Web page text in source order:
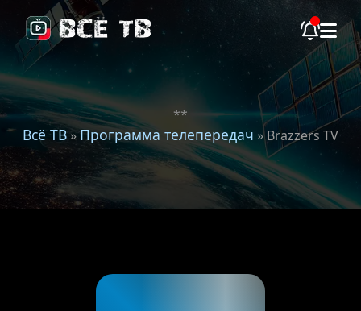
**
Всё ТВ»Программа телепередач » Brazzers TV